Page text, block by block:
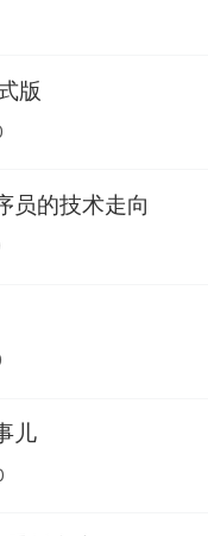
版
员的技术走向
儿